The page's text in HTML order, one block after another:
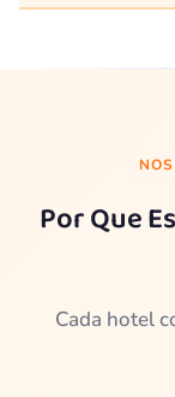
Por Que
Cada hotel